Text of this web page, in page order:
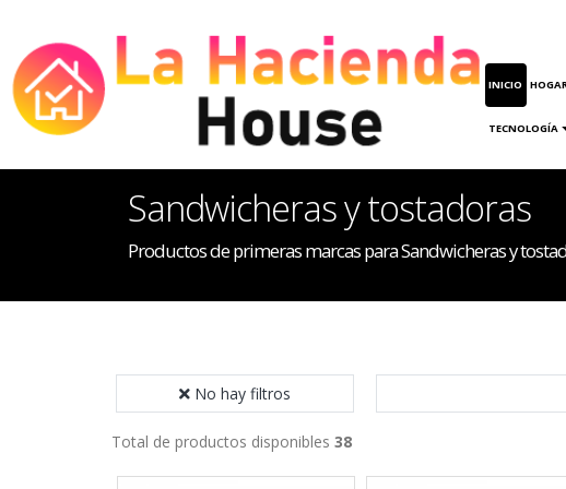
INICIO
TECNOLOGÍA
Sandwicheras y tostadoras
Productos de primeras marcas para Sandwicheras y
No hay filtros
Total de productos disponibles 38